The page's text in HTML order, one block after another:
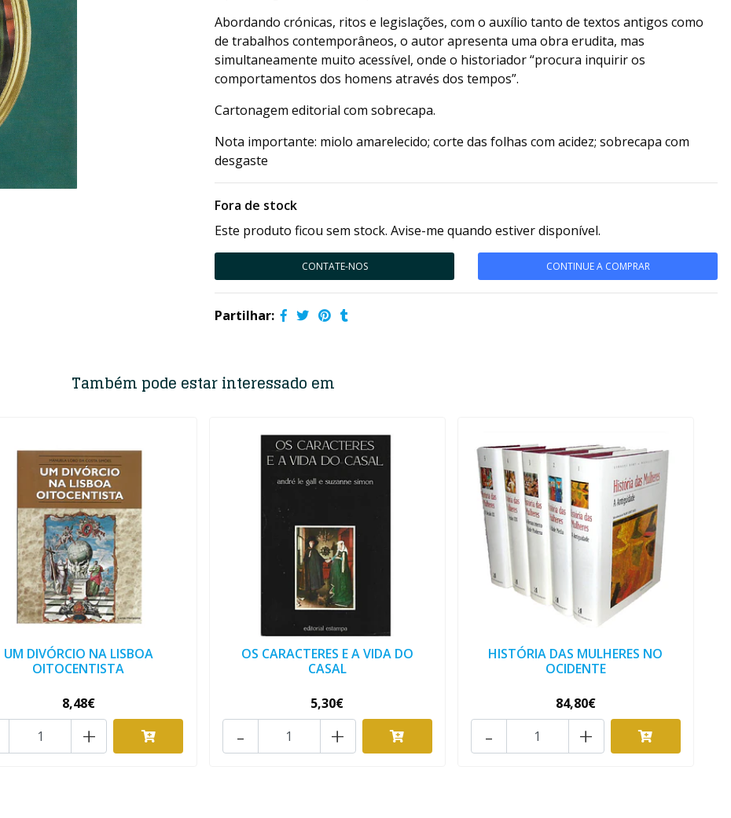
Abordando crónicas, ritos e legislações, com o auxílio tanto de textos antigos como
de trabalhos contemporâneos, o autor apresenta uma obra erudita, mas
simultaneamente muito acessível, onde o historiador “procura inquirir os
comportamentos dos homens através dos tempos”.
Cartonagem editorial com sobrecapa.
Nota importante: miolo amarelecido; corte das folhas com acidez; sobrecapa com
desgaste
Fora de stock
Este produto ficou sem stock. Avise-me quando estiver disponível.
CONTATE-NOS CONTINUE A COMPRAR
Partilhar:
Também pode estar interessado em
UM DIVÓRCIO NA LISBOA
OITOCENTISTA
8,48€
+
OS CARACTERES E A VIDA DO
CASAL
5,30€
+
-
HISTÓRIA DAS MULHERES NO
OCIDENTE
84,80€
+
-